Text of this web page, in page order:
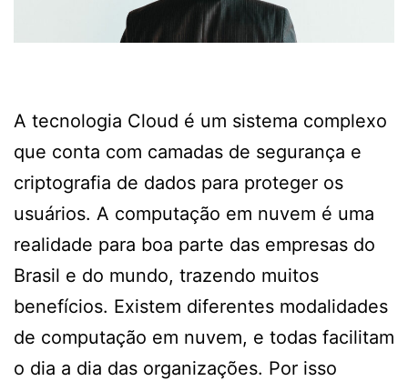
A tecnologia Cloud é um sistema complexo
que conta com camadas de segurança e
criptografia de dados para proteger os
usuários. A computação em nuvem é uma
realidade para boa parte das empresas do
Brasil e do mundo, trazendo muitos
benefícios. Existem diferentes modalidades
de computação em nuvem, e todas facilitam
o dia a dia das organizações. Por isso